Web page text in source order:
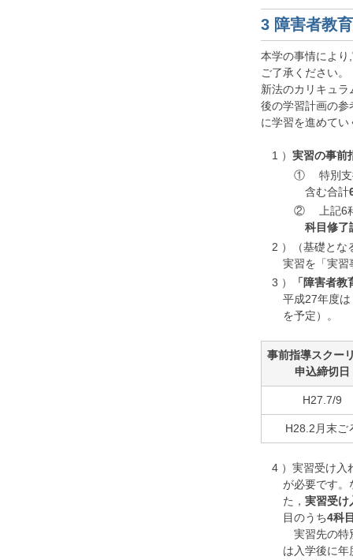
3 障害者教
本学の事情によ
ご了承ください。
新法のカリキュ
後の学習計画の
に学習を進めて
1 ） 実習の事前
① 特別支援
含む合計
② 上記6
科目修了
2 ）（基礎と
実習を「実習
3 ）
「障害者
平成27年度
を予定）。
事前指導スクー
申込締切日
H27.7/9
H28.2月末ご
4 ）実習受け入
が必要です。
た， 実習受け
目のうち4科
実習先の特
は入学後に